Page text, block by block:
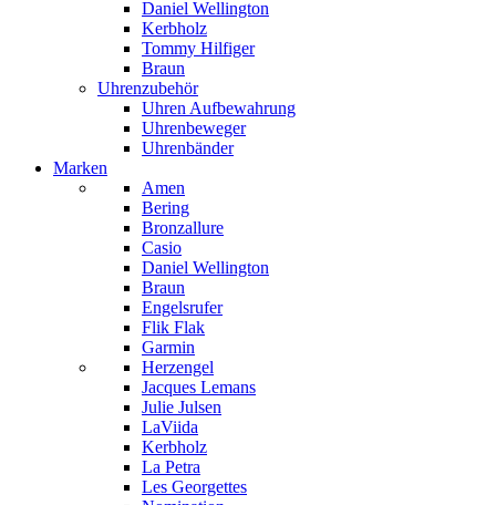
Daniel Wellington
Kerbholz
Tommy Hilfiger
Braun
Uhrenzubehör
Uhren Aufbewahrung
Uhrenbeweger
Uhrenbänder
Marken
Amen
Bering
Bronzallure
Casio
Daniel Wellington
Braun
Engelsrufer
Flik Flak
Garmin
Herzengel
Jacques Lemans
Julie Julsen
LaViida
Kerbholz
La Petra
Les Georgettes